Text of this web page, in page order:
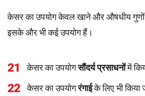
केसर का उपयोग केवल खाने और औषधीय गुणों
इसके और भी कई उपयोग हैं।
21 केसर का उपयोगसौंदर्य प्रसाधनोंमें
22 केसर का उपयोगरंगाईके लिए भी किया